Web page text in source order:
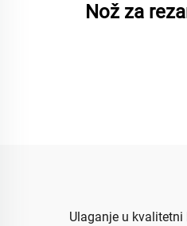
Nož za
Ulaganje u